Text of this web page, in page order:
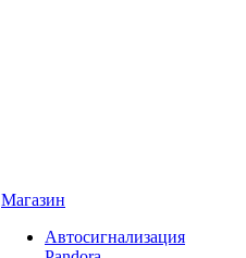
Магазин
Автосигнализация